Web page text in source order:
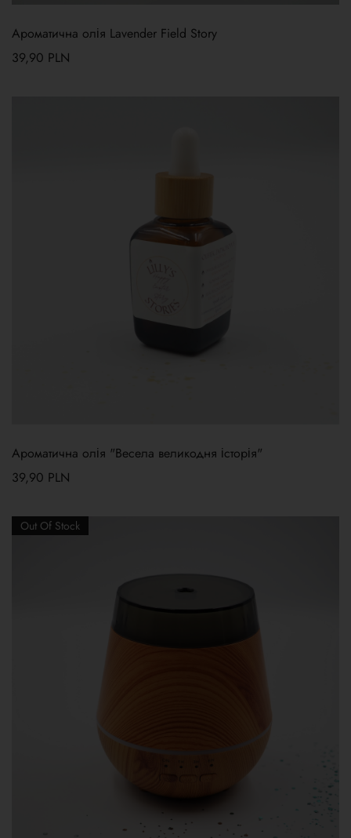
Ароматична олія Lavender Field Story
39,90 PLN
Ароматична олія "Весела великодня історія"
39,90 PLN
Out Of Stock